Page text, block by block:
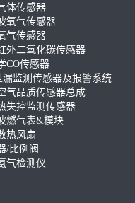
体传感器
氧气传感器
气传感器
外二氧化碳传感器
CO传感器
漏监测传感器及报警系统
气品质传感器总成
失控监测传感器
燃气表&模块
热风扇
/比例阀
气检测仪